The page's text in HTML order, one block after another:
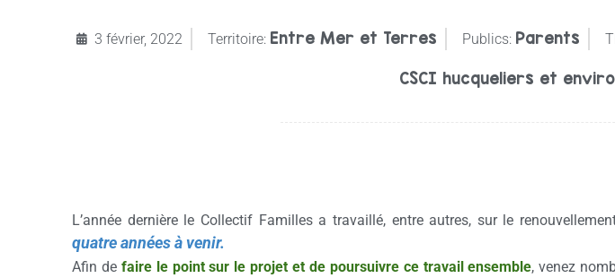
3 février, 2022 Territoire: Entre Mer et Terres Publics: Parents
CSCI hucqueliers et
L’année dernière le Collectif Familles a travaillé, entre autres, sur le
quatre années à venir.
Afin defaire le point sur le projet et de poursuivre ce travail ensemble, venez